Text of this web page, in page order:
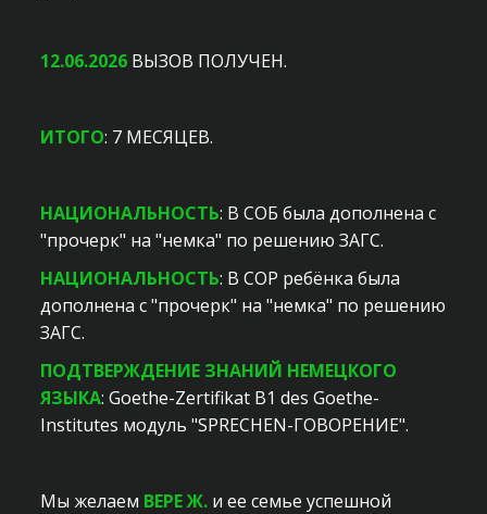
12.06.2026ВЫЗОВ ПОЛУЧЕН.
ИТОГО: 7 МЕСЯЦЕВ.
НАЦИОНАЛЬНОСТЬ: В СОБ была дополнена с
"прочерк" на "немка" по решению ЗАГС.
НАЦИОНАЛЬНОСТЬ: В СОР ребёнка была
дополнена с "прочерк" на "немка" по решению
ЗАГС.
ПОДТВЕРЖДЕНИЕ ЗНАНИЙ НЕМЕЦКОГО
ЯЗЫКА: Goethe-Zertifikat B1 des Goethe-
Institutes модуль "SPRECHEN-ГОВОРЕНИЕ".
Мы желаем ВЕРЕ Ж.и ее семье успешной